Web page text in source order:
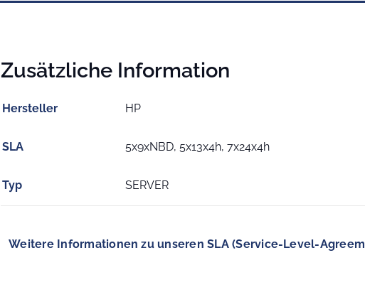
Zusätzliche Information
Hersteller HP
SLA 5x9xNBD, 5x13x4h, 7x24x4h
Typ SERVER
Weitere Informationen zu unseren SLA (Service-Level-